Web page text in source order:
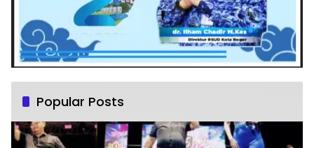
Popular Posts